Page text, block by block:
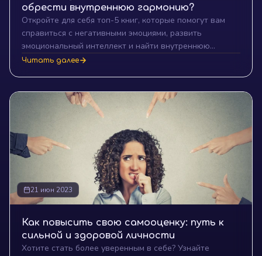
обрести внутреннюю гармонию?
Откройте для себя топ-5 книг, которые помогут вам
справиться с негативными эмоциями, развить
эмоциональный интеллект и найти внутреннюю
гармонию. Прочтите и внедрите эти практики в свою
Читать далее
21 июн 2023
Как повысить свою самооценку: путь к
сильной и здоровой личности
Хотите стать более уверенным в себе? Узнайте